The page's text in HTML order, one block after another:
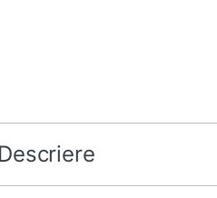
Descriere